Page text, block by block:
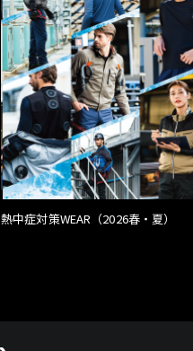
熱中症対策WEAR（2026春・夏）